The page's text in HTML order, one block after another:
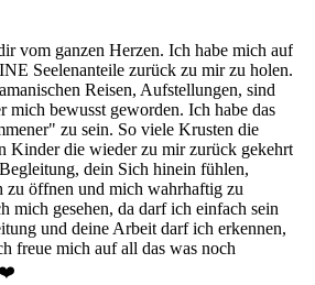
vom ganzen Herzen. Ich habe mich auf
Seelenanteile zurück zu mir zu holen.
Reisen, Aufstellungen, sind
mich bewusst geworden. Ich habe das
zu sein. So viele Krusten die
Kinder die wieder zu mir zurück gekehrt
dein Sich hinein fühlen,
zu öffnen und mich wahrhaftig zu
mich gesehen, da darf ich einfach sein
und deine Arbeit darf ich erkennen,
freue mich auf all das was noch
❤️